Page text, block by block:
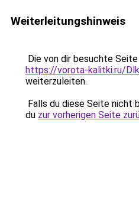
Weiterleitungshinweis
Die von dir besuchte
https://vorota-kalitki.ru/
weiterzuleiten.
Falls du diese Seite nicht
du zur vorherigen Seite